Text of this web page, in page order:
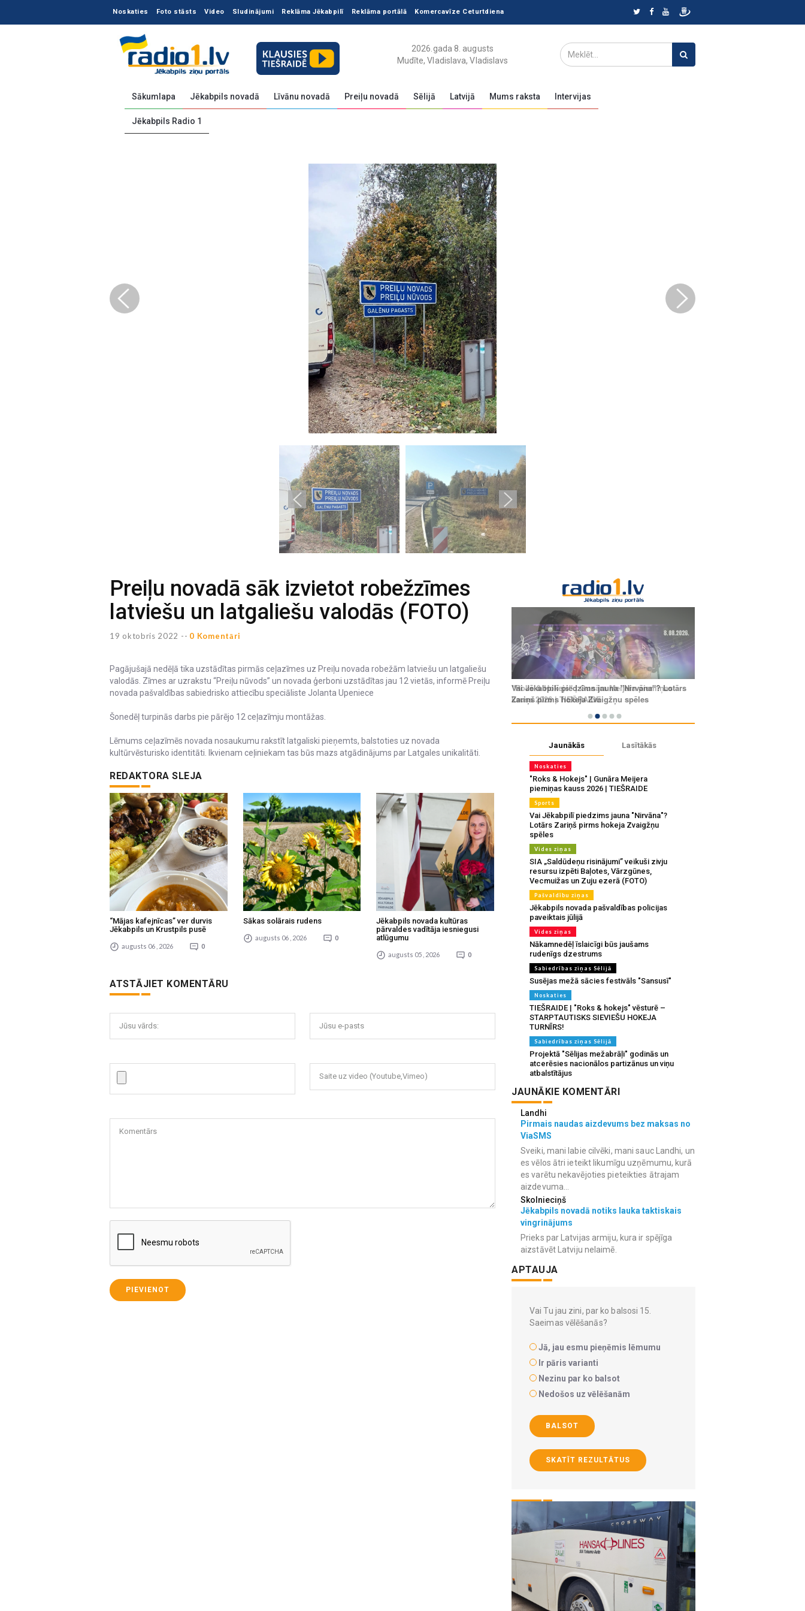
Noskaties Foto stāsts Video Sludinājumi Reklāma Jēkabpilī Reklāma portālā Komercavīze Ceturtdiena
2026.gada 8. augusts
Mudīte, Vladislava, Vladislavs
Sākumlapa Jēkabpils novadā Līvānu novadā Preiļu novadā Sēlijā Latvijā Mums raksta Intervijas
Jēkabpils Radio 1
Preiļu novadā sāk izvietot robežzīmes
latviešu un latgaliešu valodās (FOTO)
19 oktobris 2022 -- 0 Komentāri
Pagājušajā nedēļā tika uzstādītas pirmās ceļazīmes uz Preiļu novada robežām latviešu un latgaliešu
valodās. Zīmes ar uzrakstu “Preiļu nūvods” un novada ģerboni uzstādītas jau 12 vietās, informē Preiļu
novada pašvaldības sabiedrisko attiecību speciāliste Jolanta Upeniece
Šonedēļ turpinās darbs pie pārējo 12 ceļazīmju montāžas.
Lēmums ceļazīmēs novada nosaukumu rakstīt latgaliski pieņemts, balstoties uz novada
kultūrvēsturisko identitāti. Ikvienam ceļiniekam tas būs mazs atgādinājums par Latgales unikalitāti.
REDAKTORA SLEJA
“Mājas kafejnīcas” ver durvis
Jēkabpils un Krustpils pusē
augusts 06 , 2026 0
Sākas solārais rudens
augusts 06 , 2026 0
Jēkabpils novada kultūras
pārvaldes vadītāja iesniegusi
atlūgumu
augusts 05 , 2026 0
ATSTĀJIET KOMENTĀRU
Jūsu vārds: Jūsu e-pasts
Saite uz video (Youtube,Vimeo)
Komentārs
PIEVIENOT
Jaunākās Lasītākās
Noskaties
"Roks & Hokejs" | Gunāra Meijera
piemiņas kauss 2026 | TIEŠRAIDE
Sports
Vai Jēkabpilī piedzims jauna "Nirvāna"?
Lotārs Zariņš pirms hokeja Zvaigžņu
spēles
Vides ziņas
SIA „Saldūdeņu risinājumi” veikuši zivju
resursu izpēti Baļotes, Vārzgūnes,
Vecmuižas un Zuju ezerā (FOTO)
Pašvaldību ziņas
Jēkabpils novada pašvaldības policijas
paveiktais jūlijā
Vides ziņas
Nākamnedēļ īslaicīgi būs jaušams
rudenīgs dzestrums
Sabiedrības ziņas Sēlijā
Susējas mežā sācies festivāls "Sansusī"
Noskaties
TIEŠRAIDE | "Roks & hokejs" vēsturē –
STARPTAUTISKS SIEVIEŠU HOKEJA
TURNĪRS!
Sabiedrības ziņas Sēlijā
Projektā "Sēlijas mežabrāļi" godinās un
atcerēsies nacionālos partizānus un viņu
atbalstītājus
JAUNĀKIE KOMENTĀRI
Landhi
Pirmais naudas aizdevums bez maksas no
ViaSMS
Sveiki, mani labie cilvēki, mani sauc Landhi, un
es vēlos ātri ieteikt likumīgu uzņēmumu, kurā
es varētu nekavējoties pieteikties ātrajam
aizdevuma...
Skolnieciņš
Jēkabpils novadā notiks lauka taktiskais
vingrinājums
Prieks par Latvijas armiju, kura ir spējīga
aizstāvēt Latviju nelaimē.
APTAUJA
Vai Tu jau zini, par ko balsosi 15.
Saeimas vēlēšanās?
Jā, jau esmu pieņēmis lēmumu
Ir pāris varianti
Nezinu par ko balsot
Nedošos uz vēlēšanām
BALSOT
SKATĪT REZULTĀTUS